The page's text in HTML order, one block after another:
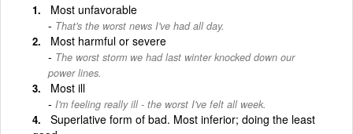
Most unfavorable
That's the worst news I've had all day.
Most harmful or severe
The worst storm we had last winter knocked down our
power lines.
Most ill
I'm feeling really ill - the worst I've felt all week.
Superlative form of bad. Most inferior; doing the least